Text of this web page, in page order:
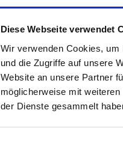
Diese Webseite verwendet
Wir verwenden Cookies,
und die Zugriffe auf unsere
Website an unsere Partner
möglicherweise mit
der Dienste gesammelt